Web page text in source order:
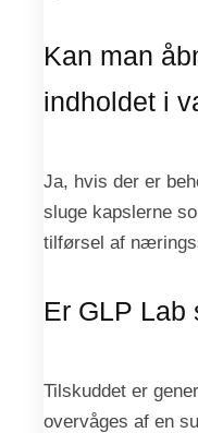
Kan man
indholdet i
Ja, hvis der er
sluge kapslerne
tilførsel af
Er GLP Lab
Tilskuddet er
overvåges af en